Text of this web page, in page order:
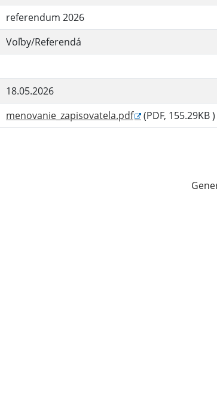
referendum 2026
Voľby/Referendá
18.05.2026
menovanie_zapisovatela.pdf (PDF, 155.29KB )